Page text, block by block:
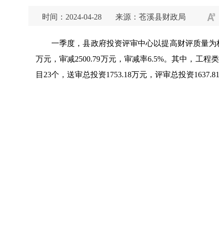
时间：2024-04-28 来源：苍溪县财政局
一季度，县政府投资评审中心以提高财评质量
万元，审减2500.79万元，审减率6.5%。其中，工程
目23个，送审总投资1753.18万元，评审总投资